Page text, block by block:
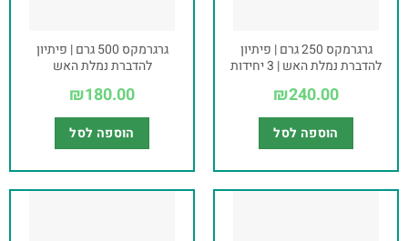
גרגרמקס 250 גרם | פיתיון
להדברת נמלת האש | 3 יחידות
₪240.00
הוספה לסל
גרגרמקס 500 גרם | פיתיון
להדברת נמלת האש
₪180.00
הוספה לסל